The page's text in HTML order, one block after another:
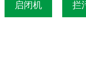
启闭机 拦